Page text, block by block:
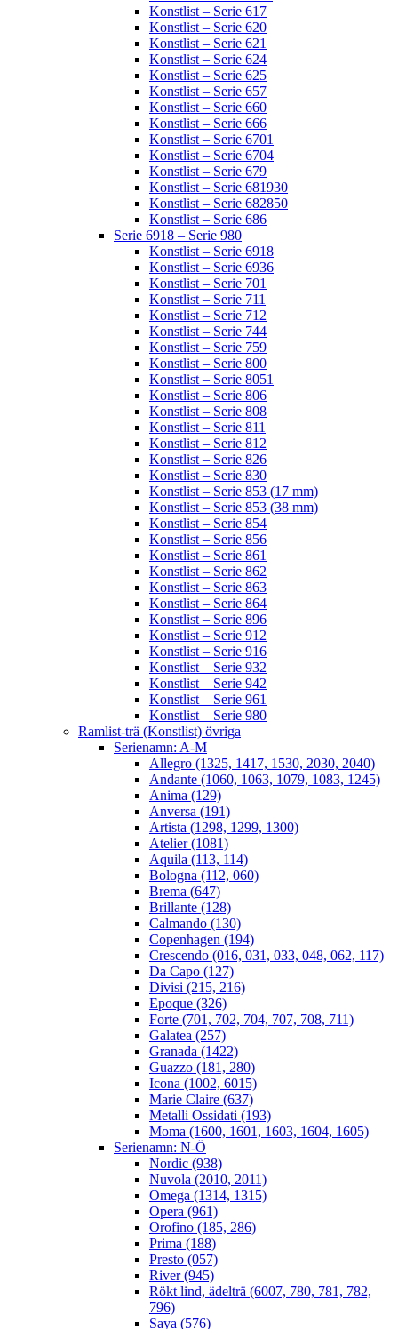
Konstlist – Serie 617
Konstlist – Serie 620
Konstlist – Serie 621
Konstlist – Serie 624
Konstlist – Serie 625
Konstlist – Serie 657
Konstlist – Serie 660
Konstlist – Serie 666
Konstlist – Serie 6701
Konstlist – Serie 6704
Konstlist – Serie 679
Konstlist – Serie 681930
Konstlist – Serie 682850
Konstlist – Serie 686
Serie 6918 – Serie 980
Konstlist – Serie 6918
Konstlist – Serie 6936
Konstlist – Serie 701
Konstlist – Serie 711
Konstlist – Serie 712
Konstlist – Serie 744
Konstlist – Serie 759
Konstlist – Serie 800
Konstlist – Serie 8051
Konstlist – Serie 806
Konstlist – Serie 808
Konstlist – Serie 811
Konstlist – Serie 812
Konstlist – Serie 826
Konstlist – Serie 830
Konstlist – Serie 853 (17 mm)
Konstlist – Serie 853 (38 mm)
Konstlist – Serie 854
Konstlist – Serie 856
Konstlist – Serie 861
Konstlist – Serie 862
Konstlist – Serie 863
Konstlist – Serie 864
Konstlist – Serie 896
Konstlist – Serie 912
Konstlist – Serie 916
Konstlist – Serie 932
Konstlist – Serie 942
Konstlist – Serie 961
Konstlist – Serie 980
Ramlist-trä (Konstlist) övriga
Serienamn: A-M
Allegro (1325, 1417, 1530, 2030, 2040)
Andante (1060, 1063, 1079, 1083, 1245)
Anima (129)
Anversa (191)
Artista (1298, 1299, 1300)
Atelier (1081)
Aquila (113, 114)
Bologna (112, 060)
Brema (647)
Brillante (128)
Calmando (130)
Copenhagen (194)
Crescendo (016, 031, 033, 048, 062, 117)
Da Capo (127)
Divisi (215, 216)
Epoque (326)
Forte (701, 702, 704, 707, 708, 711)
Galatea (257)
Granada (1422)
Guazzo (181, 280)
Icona (1002, 6015)
Marie Claire (637)
Metalli Ossidati (193)
Moma (1600, 1601, 1603, 1604, 1605)
Serienamn: N-Ö
Nordic (938)
Nuvola (2010, 2011)
Omega (1314, 1315)
Opera (961)
Orofino (185, 286)
Prima (188)
Presto (057)
River (945)
Rökt lind, ädelträ (6007, 780, 781, 782,
796)
Saya (576)